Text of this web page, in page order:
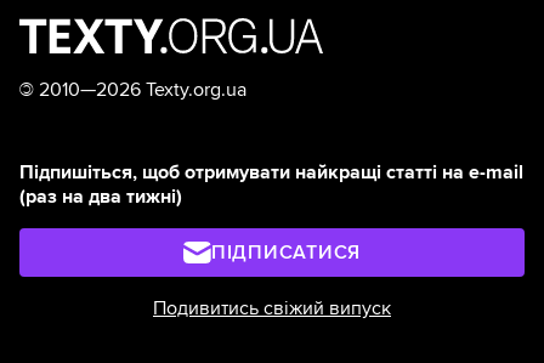
© 2010—2026 Texty.org.ua
Підпишіться, щоб отримувати найкращі статті на e-mail
(раз на два тижні)
ПІДПИСАТИСЯ
Подивитись свіжий випуск